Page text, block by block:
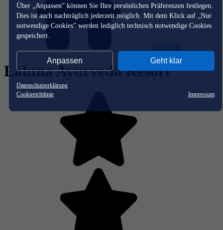
Über „Anpassen” können Sie Ihre persönlichen Präferenzen festlegen.
Dies ist auch nachträglich jederzeit möglich. Mit dem Klick auf „Nur
notwendige Cookies” werden lediglich technisch notwendige Cookies
gespeichert.
Anpassen Geht klar
Datenschutzerklärung
Cookierichtlinie
Impressum
Laluna Ayurveda Resort